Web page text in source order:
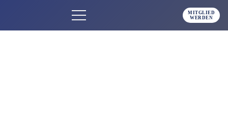
MITGLIED
WERDEN